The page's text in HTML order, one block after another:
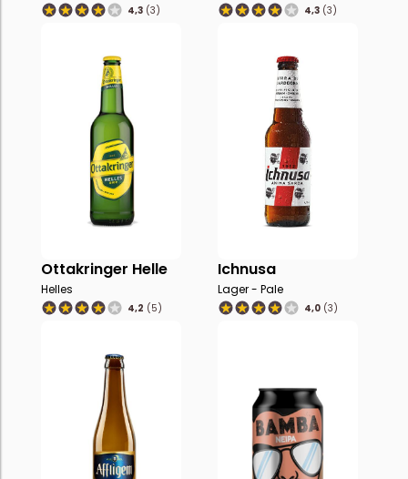
4,3 (3) 4,3 (3)
Ottakringer Helle
Helles
4,2 (5)
Ichnusa
Lager - Pale
4,0 (3)